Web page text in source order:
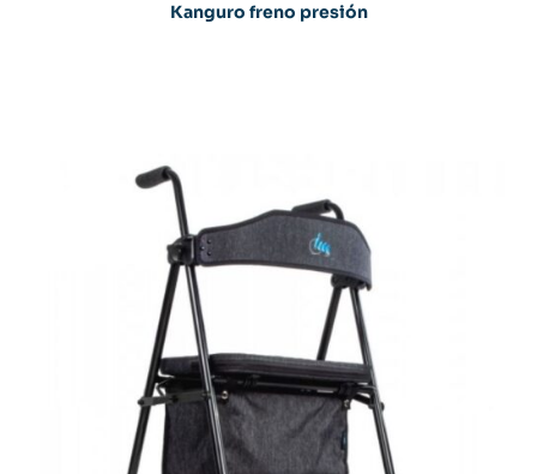
Kanguro freno presión